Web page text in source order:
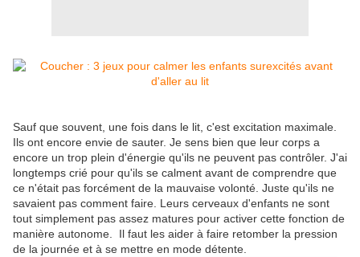
Sauf que souvent, une fois dans le lit, c'est excitation maximale.
Ils ont encore envie de sauter. Je sens bien que leur corps a
encore un trop plein d'énergie qu'ils ne peuvent pas contrôler. J'ai
longtemps crié pour qu'ils se calment avant de comprendre que
ce n'était pas forcément de la mauvaise volonté. Juste qu'ils ne
savaient pas comment faire. Leurs cerveaux d'enfants ne sont
tout simplement pas assez matures pour activer cette fonction de
manière autonome. Il faut les aider à faire retomber la pression
de la journée et à se mettre en mode détente.